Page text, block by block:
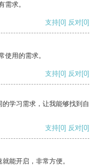
需求。
支持[0] 反对[0]
使用的需求。
支持[0] 反对[0]
学习需求，让我能够找到自
支持[0] 反对[0]
能开启，非常方便。